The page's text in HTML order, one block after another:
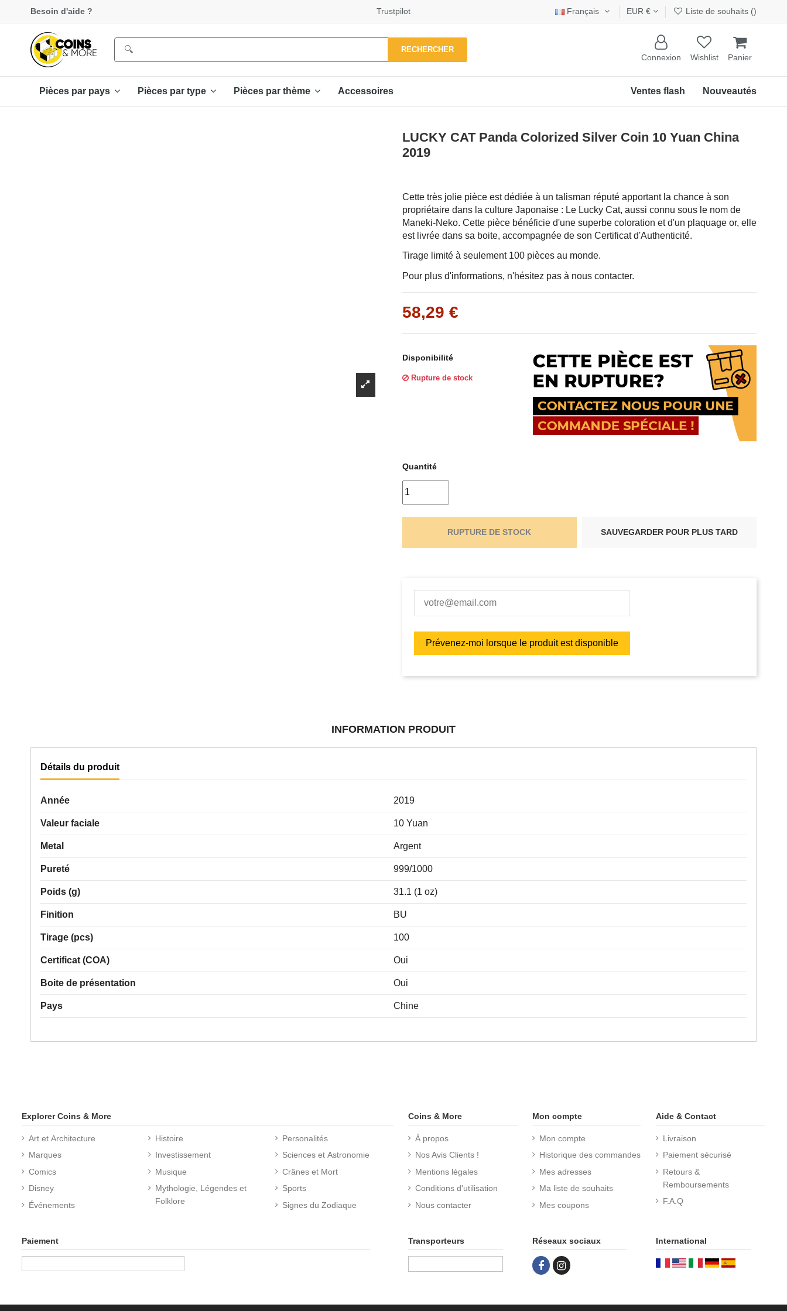
Γ
Besoin d'aide ? Trustpilot Français EUR € Liste de souhaits ()
RECHERCHER
Connexion Wishlist Panier
Pièces par pays Pièces par type Pièces par thème Accessoires Nouveautés
Ventes flash
LUCKY CAT Panda Colorized Silver Coin 10 Yuan China
2019
Cette très jolie pièce est dédiée à un talisman réputé apportant la chance à son
propriétaire dans la culture Japonaise : Le Lucky Cat, aussi connu sous le nom de
Maneki-Neko. Cette pièce bénéficie d'une superbe coloration et d'un plaquage or, elle
est livrée dans sa boite, accompagnée de son Certificat d'Authenticité.
Tirage limité à seulement 100 pièces au monde.
Pour plus d'informations, n'hésitez pas à nous contacter.
58,29 €
Disponibilité
Rupture de stock
Quantité
RUPTURE DE STOCK SAUVEGARDER POUR PLUS TARD
INFORMATION PRODUIT
Détails du produit
Année 2019
Valeur faciale 10 Yuan
Metal Argent
Pureté 999/1000
Poids (g) 31.1 (1 oz)
Finition BU
Tirage (pcs) 100
Certificat (COA) Oui
Boite de présentation Oui
Pays Chine
Explorer Coins & More
Art et Architecture
Marques
Comics
Disney
Événements
Histoire
Investissement
Musique
Mythologie, Légendes et
Folklore
Personalités
Sciences et Astronomie
Crânes et Mort
Sports
Signes du Zodiaque
Coins & More
À propos
Nos Avis Clients !
Mentions légales
Conditions d'utilisation
Nous contacter
Mon compte
Mon compte
Historique des commandes
Mes adresses
Ma liste de souhaits
Mes coupons
Aide & Contact
Livraison
Paiement sécurisé
Retours &
Remboursements
F.A.Q
Paiement Transporteurs Réseaux sociaux International